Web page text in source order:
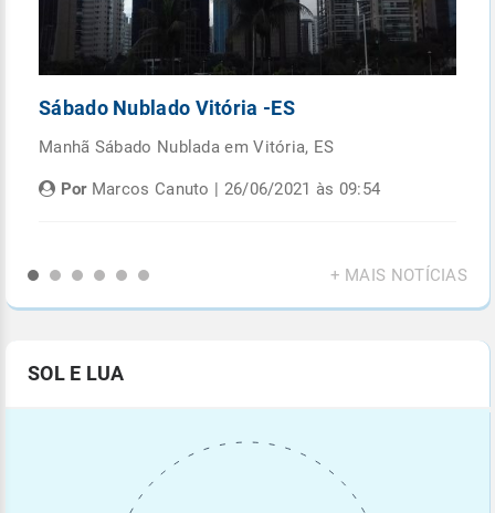
Sábado Nublado Vitória -ES
Manhã Sábado Nublada em Vitória, ES
PorMarcos Canuto | 26/06/2021 às 09:54
+ MAIS NOTÍCIAS
SOL E LUA